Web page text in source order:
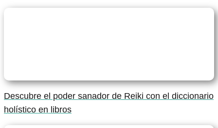
Descubre el poder sanador de Reiki con el diccionario
holístico en libros